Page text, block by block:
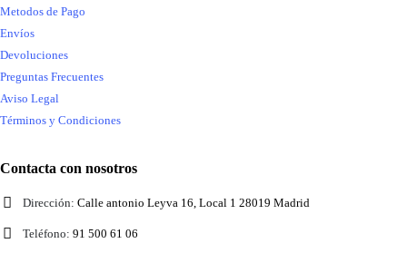
Metodos de Pago
Envíos
Devoluciones
Preguntas Frecuentes
Aviso Legal
Términos y Condiciones
Contacta con nosotros
Dirección: Calle antonio Leyva 16, Local 1 28019 Madrid
Teléfono: 91 500 61 06